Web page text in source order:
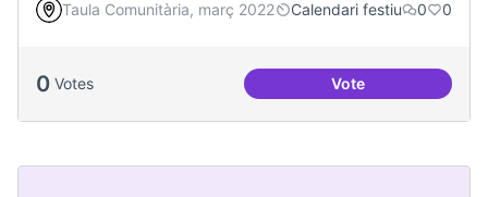
Taula Comunitària, març 2022 Calendari festiu 0 0
0 Votes VoteConvivim a